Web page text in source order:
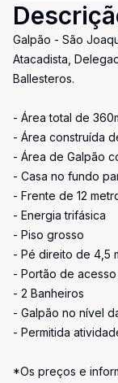
Galpão - São
Atacadista,
Ballesteros.
- Área total de
- Área construída
- Área de Galpão
- Casa no fundo
- Frente de 12
- Energia trifásica
- Piso grosso
- Pé direito de 4,5
- Portão de
- 2 Banheiros
- Galpão no nível
- Permitida
*Os preços e